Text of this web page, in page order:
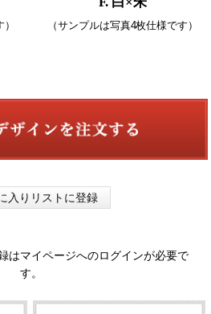
（サンプルは写真4枚仕様です）
入りリストに登録
はマイページへのログインが必要で
す。